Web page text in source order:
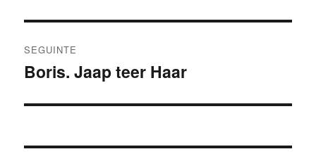
SEGUINTE
Artigo
Boris. Jaap teer Haar